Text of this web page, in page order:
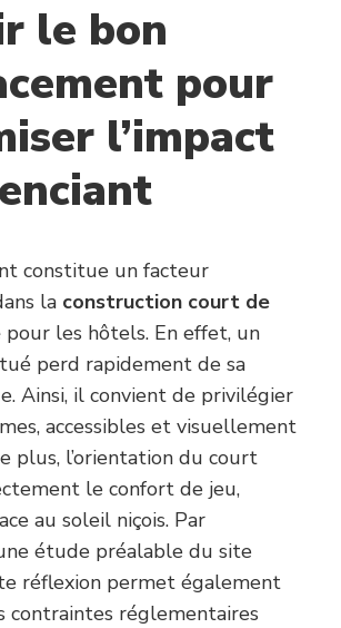
le bon
pour
l’impact
constitue un facteur
la construction court de
pour les hôtels. En effet, un
perd rapidement de sa
Ainsi, il convient de privilégier
accessibles et visuellement
plus, l’orientation du court
le confort de jeu,
au soleil niçois. Par
étude préalable du site
réflexion permet également
contraintes réglementaires